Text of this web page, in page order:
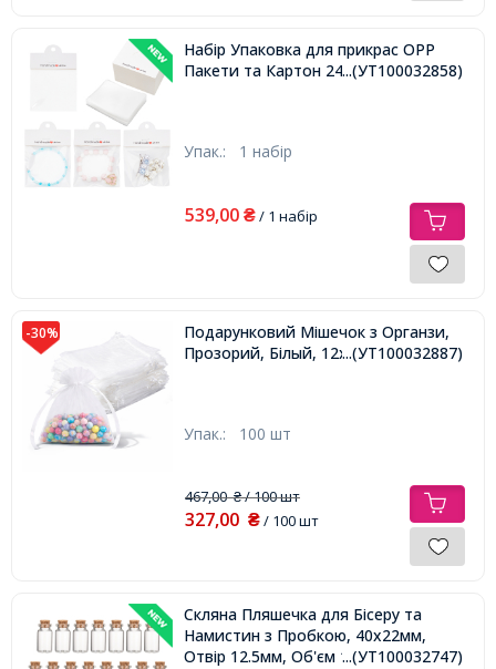
Набір Упаковка для прикрас OPP
Пакети та Картон 240шт/набір,
...(УТ100032858)
Упак.: 1 набір
539,00 ₴/ 1 набір
-30%
Подарунковий Мішечок з Органзи,
Прозорий, Білый, 12х9см,...(УТ100032887)
Упак.: 100 шт
467,00₴/ 100 шт
327,00 ₴/ 100 шт
Скляна Пляшечка для Бісеру та
Намистин з Пробкою, 40х22мм,
Отвір 12.5мм, Об'єм 15мл,...(УТ100032747)